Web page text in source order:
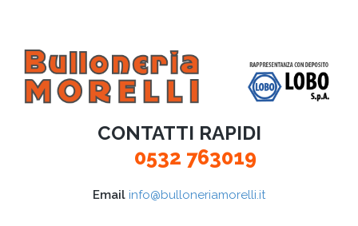
CONTATTI RAPIDI
0532 763019
Email info@bulloneriamorelli.it